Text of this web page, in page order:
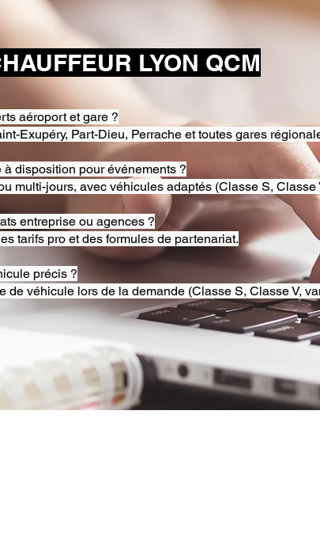
LYON QCM
aéroport et gare ?
Exupéry, Part-Dieu, Perrache et toutes gares
disposition pour événements ?
multi-jours, avec véhicules adaptés (Classe S, Classe
entreprise ou agences ?
tarifs pro et des formules de partenariat.
précis ?
de véhicule lors de la demande (Classe S, Classe V,